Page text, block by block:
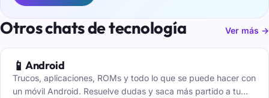
Otros chats de tecnología Ver más →
📱 Android
Trucos, aplicaciones, ROMs y todo lo que se puede hacer con
un móvil Android. Resuelve dudas y saca más partido a tu